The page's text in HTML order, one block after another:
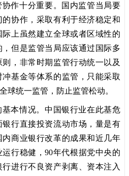
十分重要。国内监管当局要
协作，采取有利于经济稳定和
上虽然建立全球或者区域性的
但是监管当局应该通过国际多
，非常时期监管行动统一以及
基金等体系的监管，只能采取
球统一监管，防止监管松动。
情况。中国银行业在此基危
行直接投资流动市场，量是有
商业银行改革的成果和近几年
行稳健，90年代根据党中央的
进行不良资产剥离、资本注入